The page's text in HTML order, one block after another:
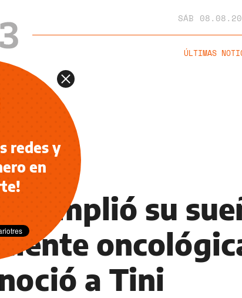
SÁB
ÚLTIMAS
GENERAL
cumplió su
a Tini
redes y
en